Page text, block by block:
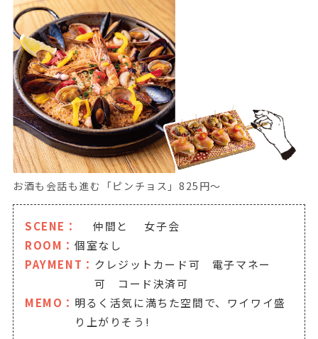
お酒も会話も進む「ピンチョス」825円～
SCENE： 仲間と
女子会
ROOM： 個室なし
PAYMENT： クレジットカード可 電子マネー
可 コード決済可
MEMO： 明るく活気に満ちた空間で、ワイワイ盛
り上がりそう!